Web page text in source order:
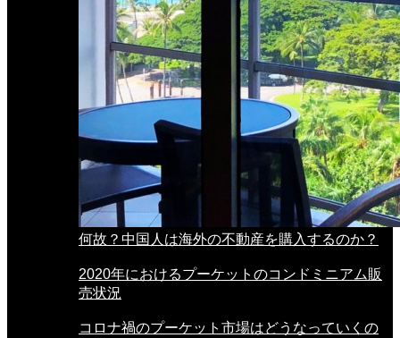
何故？中国人は海外の不動産を購入するのか？
2020年におけるプーケットのコンドミニアム販
売状況
コロナ禍のプーケット市場はどうなっていくの